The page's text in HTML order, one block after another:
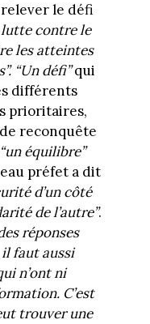
le défi
lutte contre le
les atteintes
“Un défi”qui
différents
prioritaires,
reconquête
“un équilibre”
préfet a dit
d’un côté
de l’autre”.
réponses
il faut aussi
n’ont ni
C’est
trouver une